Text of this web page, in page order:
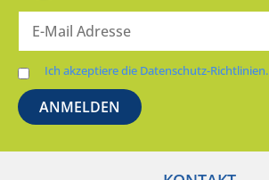
Ich akzeptiere die Datenschutz-Richtlinien.